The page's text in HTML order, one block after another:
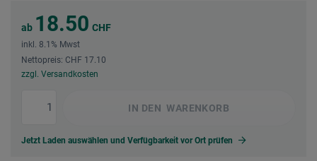
ab 18.50 CHF
inkl. 8.1% Mwst
Nettopreis: CHF 17.10
zzgl. Versandkosten
IN DEN WARENKORB
Jetzt Laden auswählen und Verfügbarkeit vor Ort prüfen